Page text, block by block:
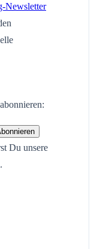
Newsletter
abonnieren:
Du unsere